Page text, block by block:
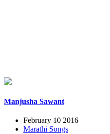
Manjusha Sawant
February 10 2016
Marathi Songs